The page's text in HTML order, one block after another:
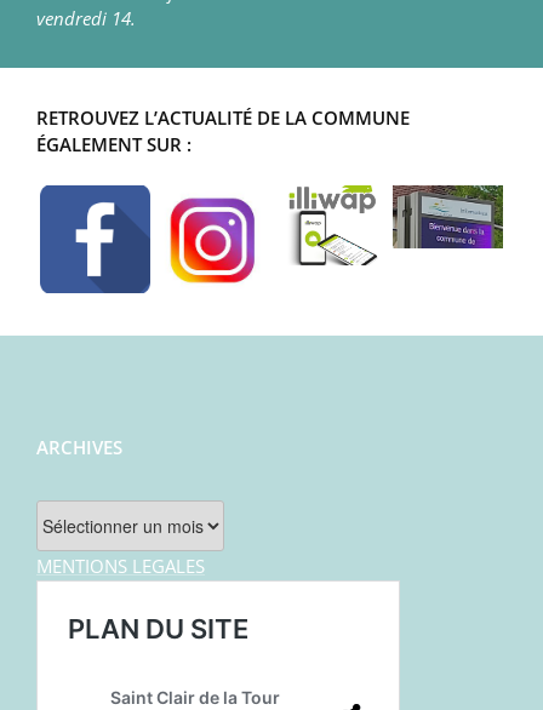
vendredi 14.
RETROUVEZ L’ACTUALITÉ DE LA COMMUNE
ÉGALEMENT SUR :
ARCHIVES
Archives
MENTIONS LEGALES